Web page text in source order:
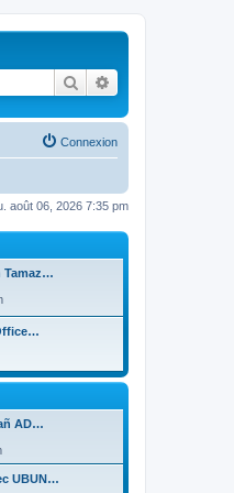
Rechercher
Connexion
août 06, 2026 7:35 pm
Tamaz…
AD…
UBUN…